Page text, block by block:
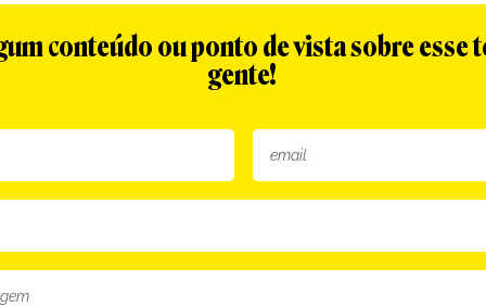
conteúdo ou ponto de vista sobre esse
gente!